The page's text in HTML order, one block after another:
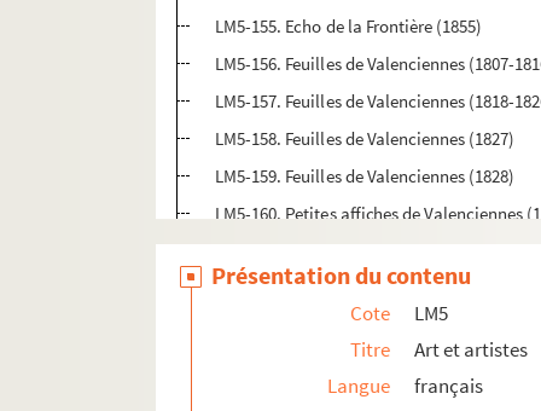
LM5-155. Echo de la Frontière (1855)
LM5-156. Feuilles de Valenciennes (1807-
LM5-157. Feuilles de Valenciennes (1818-
LM5-158. Feuilles de Valenciennes (1827)
LM5-159. Feuilles de Valenciennes (1828)
LM5-160. Petites affiches de Valenciennes
LM5-161. Petites affiches de Valenciennes
LM5-162. Petites affiches de Valenciennes
LM5-163. Journal de Valenciennes (1829)
LM5-164. Journal de Valenciennes (1830)
LM5-165. Feuilles d'annonces de
Présentation du contenu
Cote
LM5
Titre
Art et artistes
Langue
français